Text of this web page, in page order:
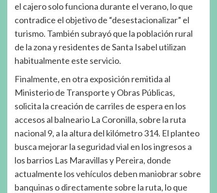
el cajero solo funciona durante el verano, lo que
contradice el objetivo de “desestacionalizar” el
turismo. También subrayó que la población rural
de la zona y residentes de Santa Isabel utilizan
habitualmente este servicio.
Finalmente, en otra exposición remitida al
Ministerio de Transporte y Obras Públicas,
solicita la creación de carriles de espera en los
accesos al balneario La Coronilla, sobre la ruta
nacional 9, a la altura del kilómetro 314. El planteo
busca mejorar la seguridad vial en los ingresos a
los barrios Las Maravillas y Pereira, donde
actualmente los vehículos deben maniobrar sobre
banquinas o directamente sobre la ruta, lo que